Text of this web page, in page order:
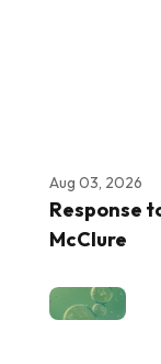
Aug 03, 2026
Response
McClure